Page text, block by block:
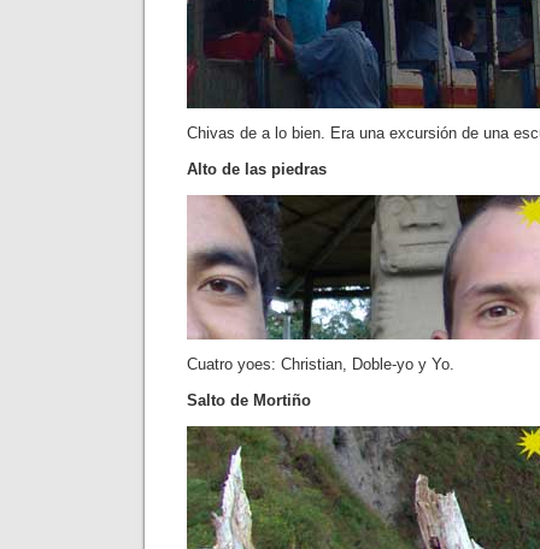
Chivas de a lo bien. Era una excursión de una
Alto de las piedras
Cuatro yoes: Christian, Doble-yo y Yo.
Salto de Mortiño